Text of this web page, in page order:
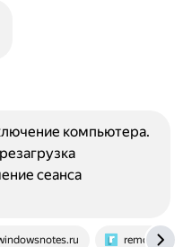
remontka.pro
компьютера.
сеанса